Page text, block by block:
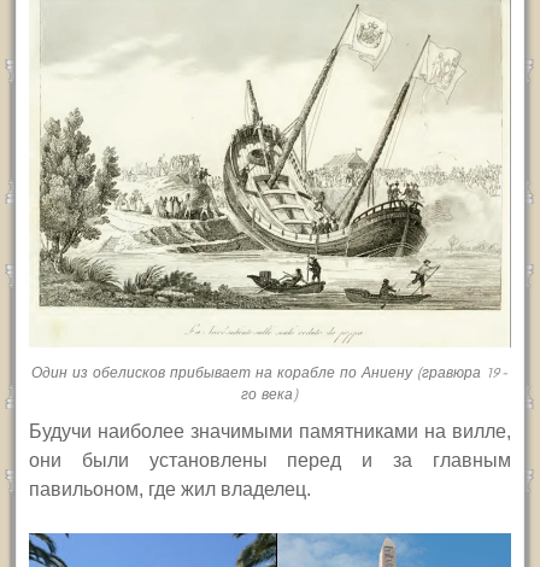
Один из обелисков прибывает на корабле по Аниену (гравюра 19-
го века)
Будучи наиболее значимыми памятниками на вилле,
они были установлены перед и за главным
павильоном, где жил владелец.